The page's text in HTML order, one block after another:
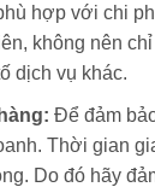
hợp với chi
không nên
dịch vụ khác.
Để đảm
Thời gian
Do đó hãy